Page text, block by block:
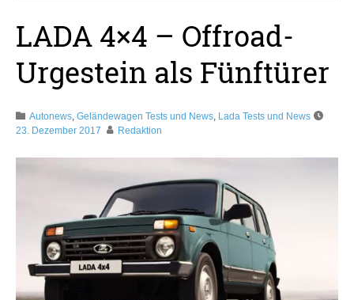
LADA 4×4 – Offroad-
Urgestein als Fünftürer
Autonews, Geländewagen Tests und News, Lada Tests und News
23. Dezember 2017
Redaktion